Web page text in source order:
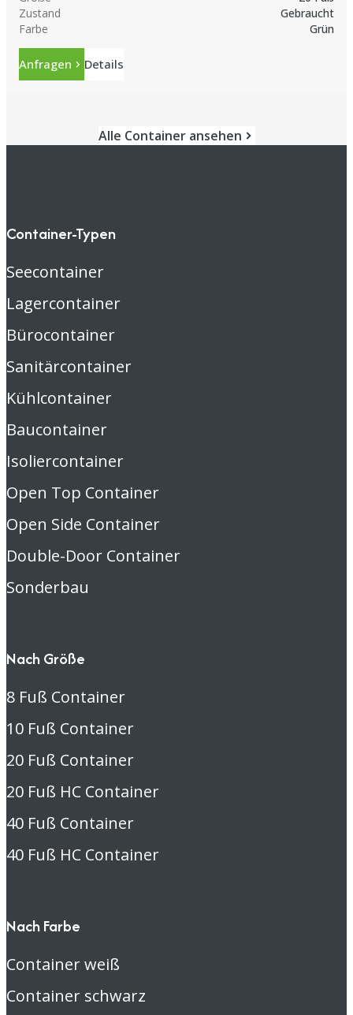
Zustand
Gebraucht
Farbe
Grün
Anfragen Details
Alle Container ansehen
Container-Typen
Seecontainer
Lagercontainer
Bürocontainer
Sanitärcontainer
Kühlcontainer
Baucontainer
Isoliercontainer
Open Top Container
Open Side Container
Double-Door Container
Sonderbau
Nach Größe
8 Fuß Container
10 Fuß Container
20 Fuß Container
20 Fuß HC Container
40 Fuß Container
40 Fuß HC Container
Nach Farbe
Container weiß
Container schwarz